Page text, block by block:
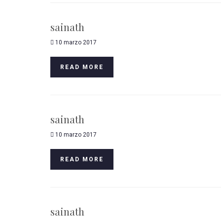
sainath
10 marzo 2017
READ MORE
sainath
10 marzo 2017
READ MORE
sainath